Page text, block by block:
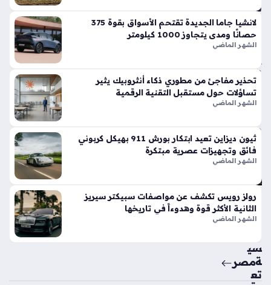
قاً
في
الأ
س
وا
ق
الح
الي
منذ
أيام
حق
ائ
ق
سي
ة
تع
لانشيا جاما الجديدة تقتحم الأسواق بقوة 375
حصانًا ومدى يتجاوز 1000 كيلومتر
الشهر الماضي
تحذير مفاجئ من مطوري ذكاء أنثروبيك يثير
تساؤلات حول مستقبل التقنية الرقمية
الشهر الماضي
ثيون ديزاين تعيد ابتكار بورش 911 بهيكل كربوني
فائق وتجهيزات عصرية مبتكرة
الشهر الماضي
رولز رويس تكشف عن مواصفات سبيكتر سيريز
الثانية الأكثر قوة وهدوءاً في تاريخها
الشهر الماضي
مصر